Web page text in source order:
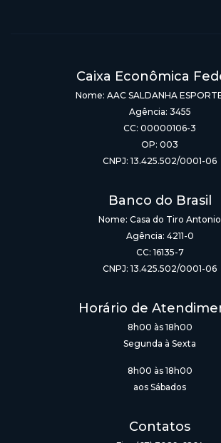
Caixa Econômica
Nome: AAC SALDANHA
Agência: 3455
CC: 00000106-3
OP: 003
CNPJ: 13.425.502/0001-06
Banco do Brasil
Nome: Casa do Tiro Antonio
Agência: 4211-0
CC: 16135-7
CNPJ: 13.425.502/0001-06
Horário de
8h00 às 18h00
Segunda à Sexta
8h00 às 18h00
aos Sábados
Contatos